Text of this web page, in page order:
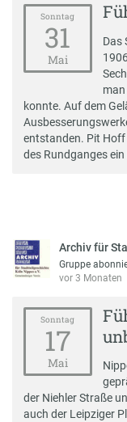
Sonntag
31
Mai
Das
konnte. Auf dem
entstanden. Pit
des Rundganges
Archiv für
Gruppe
vor 3 Monaten
Sonntag
17
Mai
der Niehler Straße
auch der Leipziger